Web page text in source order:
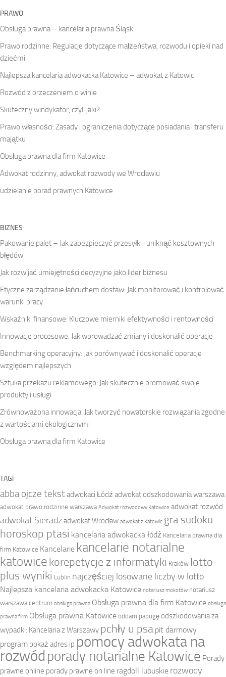
PRAWO
Obsługa prawna – kancelaria prawna Śląsk
Prawo rodzinne: Regulacje dotyczące małżeństwa, rozwodu i opieki nad
dziećmi
Najlepsza kancelaria adwokacka Katowice – adwokat z Katowic
Rozwód z orzeczeniem o winie
Skuteczny windykator, czyli jaki?
Prawo własności: Zasady i ograniczenia dotyczące posiadania i transferu
majątku
Obsługa prawna dla firm Katowice
Adwokat rodzinny, adwokat rozwody we Wrocławiu
udzielanie porad prawnych Katowice
BIZNES
Pakowanie palet – Jak zabezpieczyć przesyłki i uniknąć kosztownych
błędów
Jak rozwijać umiejętności decyzyjne jako lider biznesu
Etyczne zarządzanie łańcuchem dostaw: Jak monitorować i kontrolować
warunki pracy
Wskaźniki finansowe: Kluczowe mierniki efektywności i rentowności
Innowacje procesowe: Jak wprowadzać zmiany i doskonalić operacje
Benchmarking operacyjny: Jak porównywać i doskonalić operacje
względem najlepszych
Sztuka przekazu reklamowego: Jak skutecznie promować swoje
produkty i usługi
Zrównoważona innowacja: Jak tworzyć nowatorskie rozwiązania zgodne
z wartościami ekologicznymi
Obsługa prawna dla firm Katowice
TAGI
abba ojcze tekstadwokaci Łódź adwokat odszkodowania warszawa
adwokat prawo rodzinne warszawa Adwokat rozwodowy Katowice adwokat rozwód
adwokat Sieradzadwokat Wrocław adwokat z Katowic gra sudoku
horoskop ptasi kancelaria adwokacka łódź Kancelaria prawna dla
firm Katowice Kancelarie kancelarie notarialne
katowicekorepetycje z informatyki Kraków lotto
plus wyniki Lublin najczęściej losowane liczby w lotto
Najlepsza kancelaria adwokacka Katowice notariusz mokotów notariusz
warszawa centrum obsługa prawna Obsługa prawna dla firm Katowice obsługa
prawna firm Obsługa prawna Katowice oddam papugę odszkodowania za
wypadki: Kancelaria z Warszawy pchły u psa pit darmowy
program pokaż adres ip pomocy adwokata na
rozwód porady notarialne Katowice Porady
prawne online porady prawne on line ragdoll lubuskie rozwody